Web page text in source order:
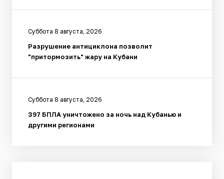
Суббота 8 августа, 2026
Разрушение антициклона позволит
"притормозить" жару на Кубани
Суббота 8 августа, 2026
397 БПЛА уничтожено за ночь над Кубанью и
другими регионами